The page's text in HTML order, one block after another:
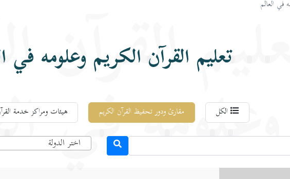
في العالم
تعليم القرآن الكريم وعلومه في
تعليم
وعلومه في
الكل مقارئ ودور تحفيظ القرآن الكريم هيئات ومراكز خدمة
اختر الدولة